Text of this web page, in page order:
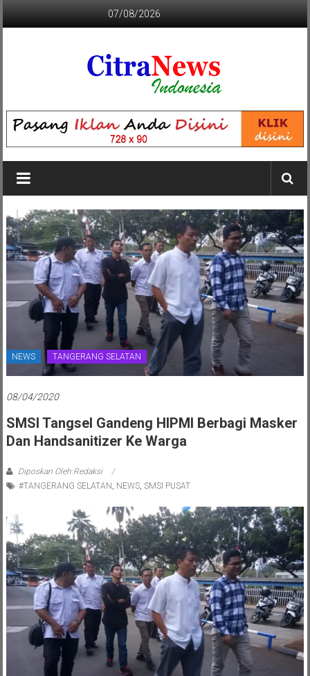
07/08/2026
CITRANEWS
INDONESIA
BERANI
DAN
KRISTIS
NEWS TANGERANG SELATAN
08/04/2020
SMSI Tangsel Gandeng HIPMI Berbagi Masker
Dan Handsanitizer Ke Warga
Diposkan Oleh:Redaksi
#TANGERANG SELATAN, NEWS, SMSI PUSAT